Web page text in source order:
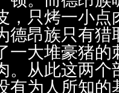
，只烤一小
德昂族只有
一大堆豪猪
。从此这两
有为人所知